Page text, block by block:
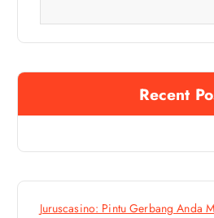
a
t
i
o
n
Recent
Juruscasino: Pintu Gerbang Anda